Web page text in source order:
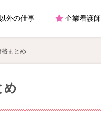
外の仕事 企業看護師
まとめ
め